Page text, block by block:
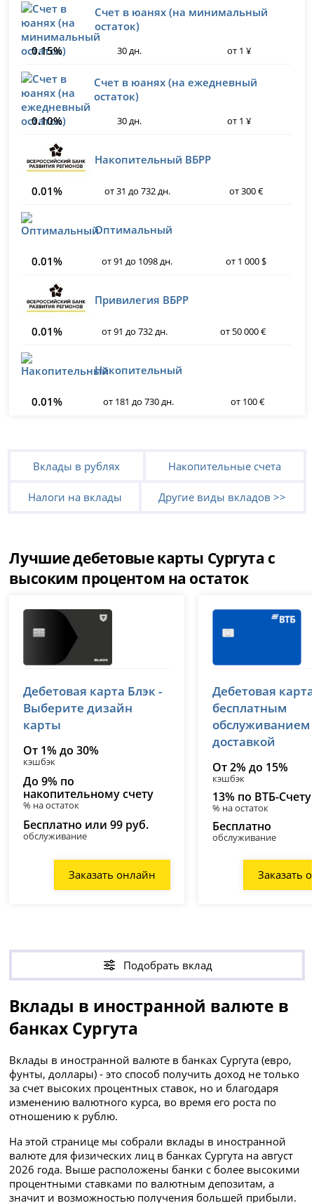
Счет в юанях (на минимальный
остаток)
0.15%
30 дн. от 1 ¥
Счет в юанях (на ежедневный
остаток)
0.10%
30 дн. от 1 ¥
Накопительный ВБРР
0.01% от 31 до 732 дн. от 300 €
Оптимальный
0.01% от 91 до 1098 дн. от 1 000 $
Привилегия ВБРР
0.01% от 91 до 732 дн. от 50 000 €
Накопительный
0.01% от 181 до 730 дн. от 100 €
Вклады в рублях Накопительные счета
Налоги на вклады Другие виды вкладов >>
Лучшие дебетовые карты Сургута с
высоким процентом на остаток
лицензия № 2673
Дебетовая карта Блэк -
Выберите дизайн
карты
От 1% до 30%
кэшбэк
До 9% по
накопительному счету
% на остаток
Бесплатно или 99 руб.
обслуживание
Заказать онлайн
лицензия № 1000
Дебетовая
бесплатным
обслуживанием
доставкой
От 2% до 15%
кэшбэк
13% по ВТБ-Счету
% на остаток
Бесплатно
обслуживание
Заказать
Подобрать вклад
Вклады в иностранной валюте в
банках Сургута
Вклады в иностранной валюте в банках Сургута (евро,
фунты, доллары) - это способ получить доход не только
за счет высоких процентных ставок, но и благодаря
изменению валютного курса, во время его роста по
отношению к рублю.
На этой странице мы собрали вклады в иностранной
валюте для физических лиц в банках Сургута на август
2026 года. Выше расположены банки с более высокими
процентными ставками по валютным депозитам, а
значит и возможностью получения большей прибыли.